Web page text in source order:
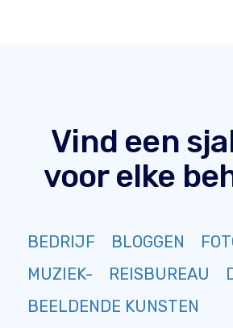
Vind een
voor elke
BEDRIJF BLOGGEN
MUZIEK-
REISBUREAU
BEELDENDE KUNSTEN